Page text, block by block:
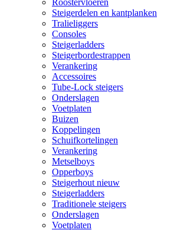
Roostervloeren
Steigerdelen en kantplanken
Tralieliggers
Consoles
Steigerladders
Steigerbordestrappen
Verankering
Accessoires
Tube-Lock steigers
Onderslagen
Voetplaten
Buizen
Koppelingen
Schuifkortelingen
Verankering
Metselboys
Opperboys
Steigerhout nieuw
Steigerladders
Traditionele steigers
Onderslagen
Voetplaten